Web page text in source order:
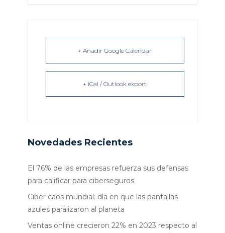
+ Añadir Google Calendar
+ iCal / Outlook export
Novedades Recientes
El 76% de las empresas refuerza sus defensas
para calificar para ciberseguros
Ciber caos mundial: día en que las pantallas
azules paralizaron al planeta
Ventas online crecieron 22% en 2023 respecto al